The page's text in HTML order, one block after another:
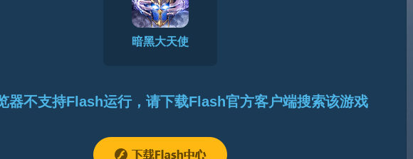
暗黑大天使
器不支持Flash运行，请下载Flash官方客户端搜索该游戏